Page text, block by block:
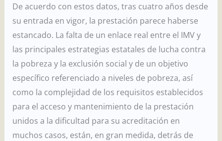
De acuerdo con estos datos, tras cuatro años desde
su entrada en vigor, la prestación parece haberse
estancado. La falta de un enlace real entre el IMV y
las principales estrategias estatales de lucha contra
la pobreza y la exclusión social y de un objetivo
específico referenciado a niveles de pobreza, así
como la complejidad de los requisitos establecidos
para el acceso y mantenimiento de la prestación
unidos a la dificultad para su acreditación en
muchos casos, están, en gran medida, detrás de